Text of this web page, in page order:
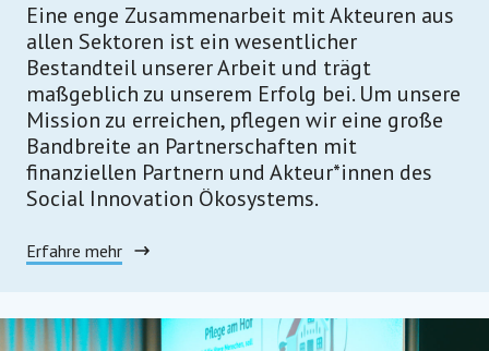
Eine enge Zusammenarbeit mit Akteuren aus
allen Sektoren ist ein wesentlicher
Bestandteil unserer Arbeit und trägt
maßgeblich zu unserem Erfolg bei. Um unsere
Mission zu erreichen, pflegen wir eine große
Bandbreite an Partnerschaften mit
finanziellen Partnern und Akteur*innen des
Social Innovation Ökosystems.
Erfahre mehr